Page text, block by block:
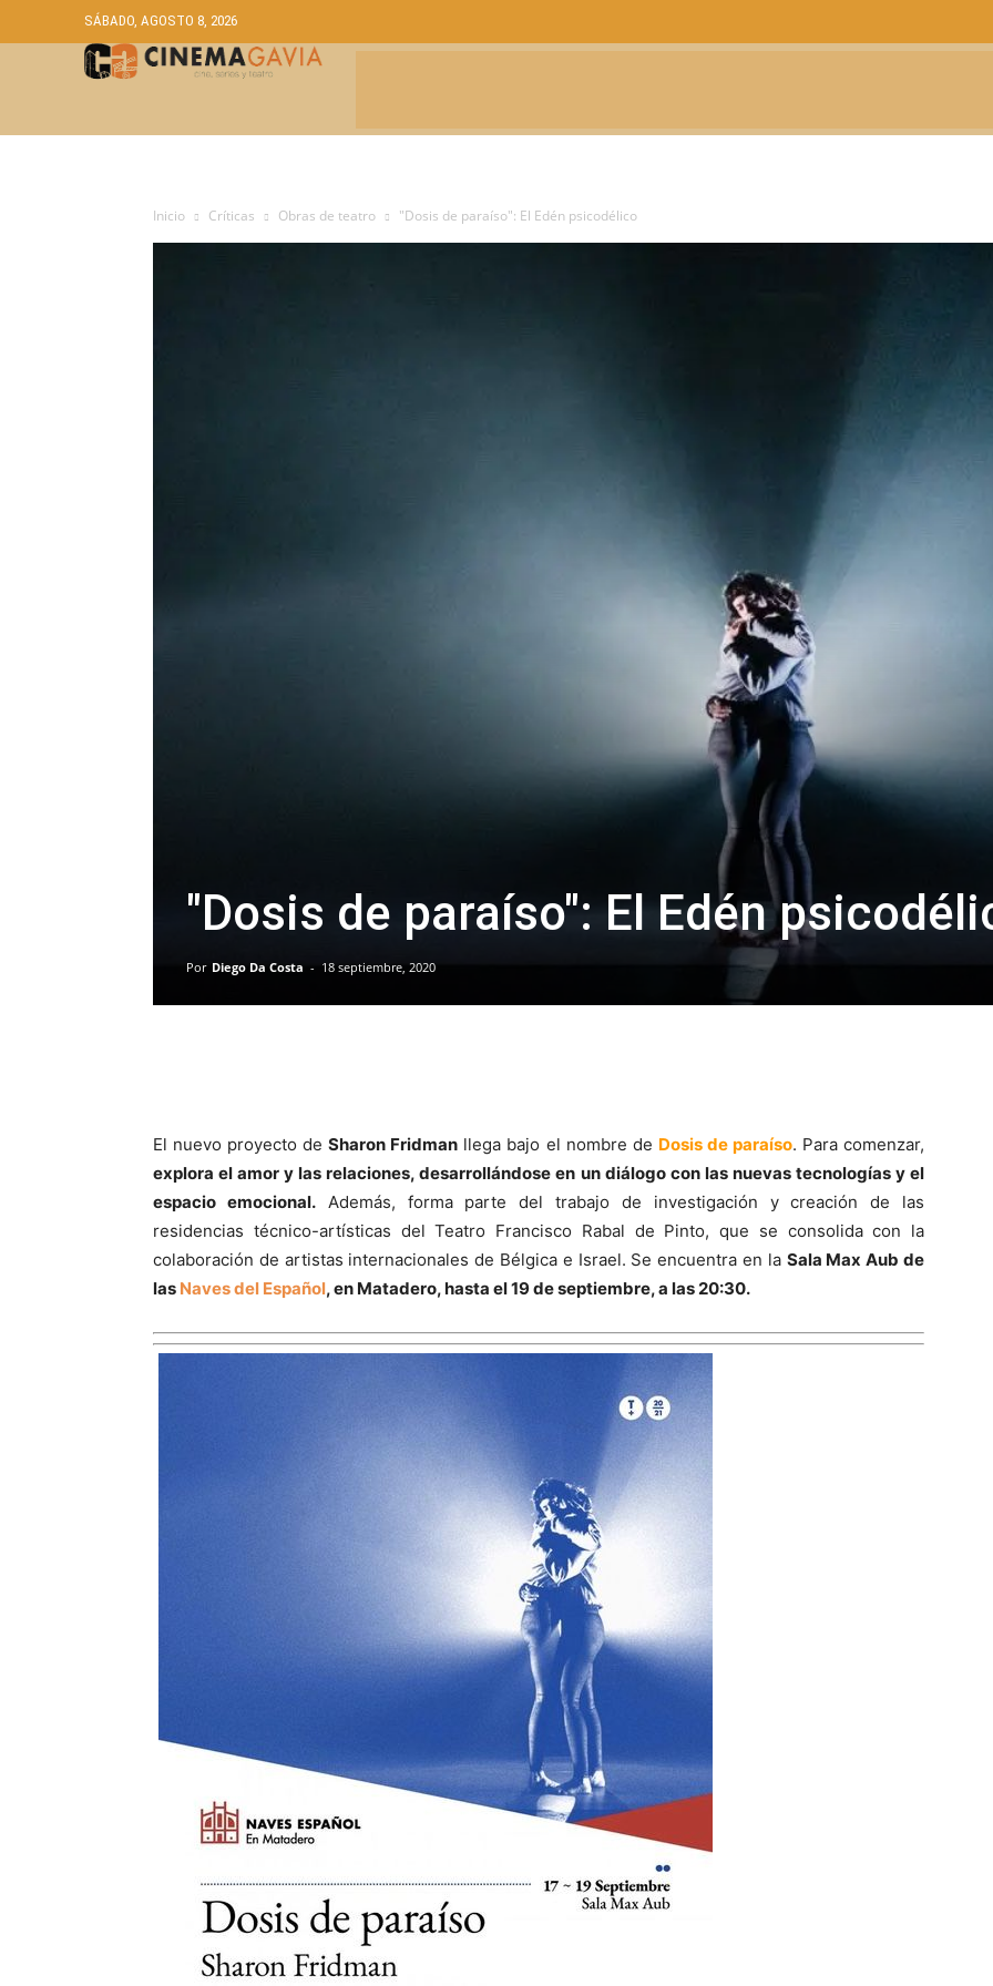
SÁBADO, AGOSTO 8, 2026
Inicio Críticas Obras de teatro "Dosis de paraíso": El Edén psicodélico
"Dosis de paraíso": El Edén
Por Diego Da Costa - 18 septiembre, 2020
El nuevo proyecto deSharon Fridman llega bajo el nombre de Dosis de paraíso. Para comenzar,
explora el amor y las relaciones, desarrollándose en un diálogo con las nuevas tecnologías y el
espacio emocional.Además, forma parte del trabajo de investigación y creación de las
residencias técnico-artísticas del Teatro Francisco Rabal de Pinto, que se consolida con la
colaboración de artistas internacionales de Bélgica e Israel. Se encuentra en la Sala Max Aub de
las Naves del Español, en Matadero, hasta el 19 de septiembre, a las 20:30.